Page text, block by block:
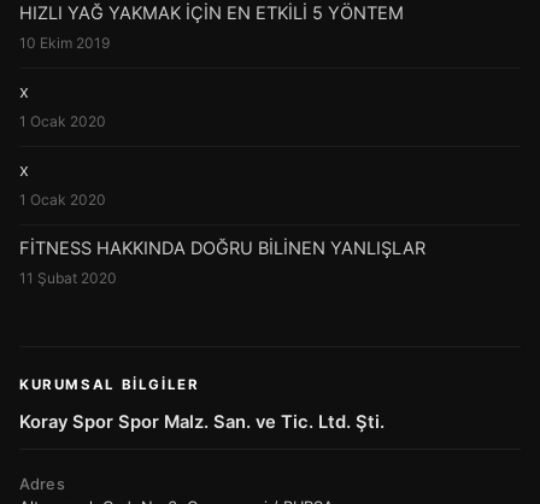
HIZLI YAĞ YAKMAK İÇİN EN ETKİLİ 5 YÖNTEM
10 Ekim 2019
x
1 Ocak 2020
x
1 Ocak 2020
FİTNESS HAKKINDA DOĞRU BİLİNEN YANLIŞLAR
11 Şubat 2020
KURUMSAL BILGILER
Koray Spor Spor Malz. San. ve Tic. Ltd. Şti.
Adres